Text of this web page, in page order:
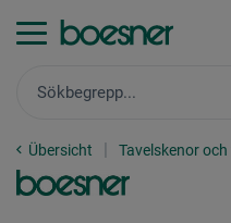
Übersicht Tavelskenor